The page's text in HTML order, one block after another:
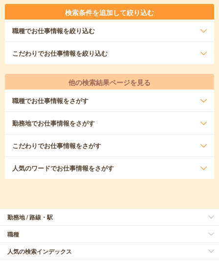
検索条件を追加して絞り込む
職種でお仕事情報を絞り込む
こだわりでお仕事情報を絞り込む
他の検索結果ページを見る
職種でお仕事情報をさがす
勤務地でお仕事情報をさがす
こだわりでお仕事情報をさがす
人気のワードでお仕事情報をさがす
勤務地 / 路線・駅
職種
人気の検索インデックス